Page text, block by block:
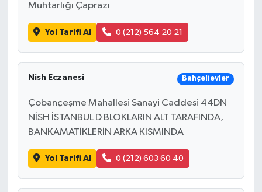
Muhtarlığı Çaprazı
Yol Tarifi Al 0 (212) 564 20 21
Nish Eczanesi Bahçelievler
Çobançeşme Mahallesi Sanayi Caddesi 44DN
NİSH İSTANBUL D BLOKLARIN ALT TARAFINDA,
BANKAMATİKLERİN ARKA KISMINDA
Yol Tarifi Al 0 (212) 603 60 40